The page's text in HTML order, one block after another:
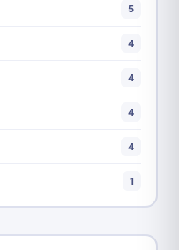
5
4
4
4
4
1